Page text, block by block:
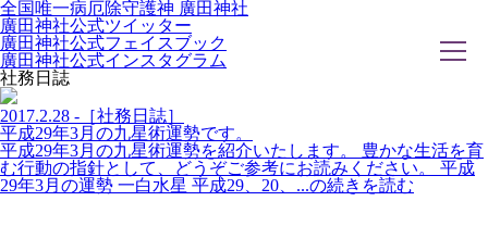
全国唯一病厄除守護神 廣田神社
ホーム
社務日誌
お知らせ
廣田神社について
廣田神社公式ツイッター
廣田神社公式フェイスブック
廣田神社公式インスタグラム
社務日誌
2017.2.28 -［社務日誌］
平成29年3月の九星術運勢です。
平成29年3月の九星術運勢を紹介いたします。 豊かな生活を育
む行動の指針として、どうぞご参考にお読みください。 平成
29年3月の運勢 一白水星 平成29、20、...の続きを読む